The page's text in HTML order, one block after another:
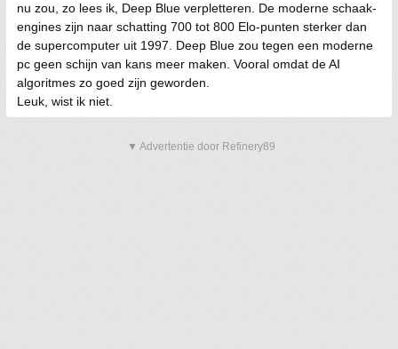
nu zou, zo lees ik, Deep Blue verpletteren. De moderne schaak-
engines zijn naar schatting 700 tot 800 Elo-punten sterker dan
de supercomputer uit 1997. Deep Blue zou tegen een moderne
pc geen schijn van kans meer maken. Vooral omdat de AI
algoritmes zo goed zijn geworden.
Leuk, wist ik niet.
▼ Advertentie door Refinery89